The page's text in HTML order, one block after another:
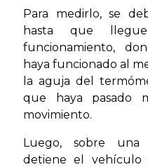
Para medirlo, se
hasta que
funcionamiento,
haya funcionado al
la aguja del
que haya pasado
movimiento.
Luego, sobre una
detiene el vehículo